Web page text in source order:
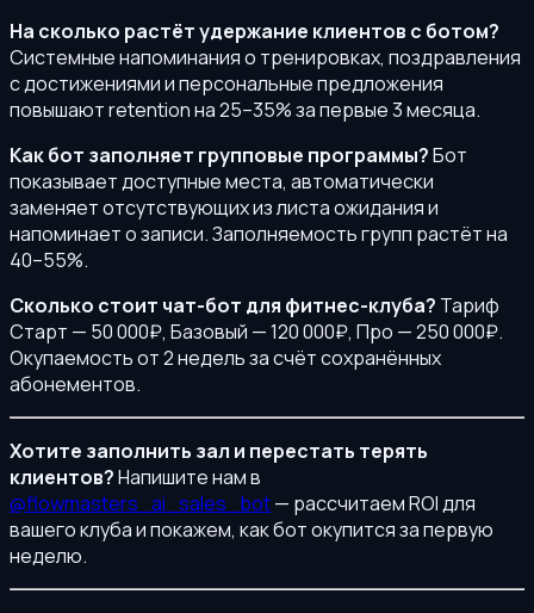
На сколько растёт удержание клиентов с ботом?
Системные напоминания о тренировках, поздравления
с достижениями и персональные предложения
повышают retention на 25–35% за первые 3 месяца.
Как бот заполняет групповые программы?Бот
показывает доступные места, автоматически
заменяет отсутствующих из листа ожидания и
напоминает о записи. Заполняемость групп растёт на
40–55%.
Сколько стоит чат-бот для фитнес-клуба? Тариф
Старт — 50 000₽, Базовый — 120 000₽, Про — 250 000₽.
Окупаемость от 2 недель за счёт сохранённых
абонементов.
Хотите заполнить зал и перестать терять
клиентов?Напишите нам в
@flowmasters_ai_sales_bot— рассчитаем ROI для
вашего клуба и покажем, как бот окупится за первую
неделю.